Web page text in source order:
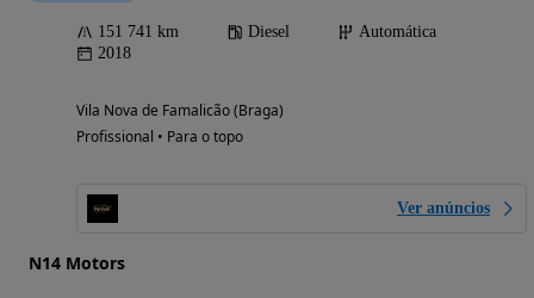
151 741 km Diesel
Automática
2018
Vila Nova de Famalicão (Braga)
Profissional • Para o topo
Ver anúncios
N14 Motors